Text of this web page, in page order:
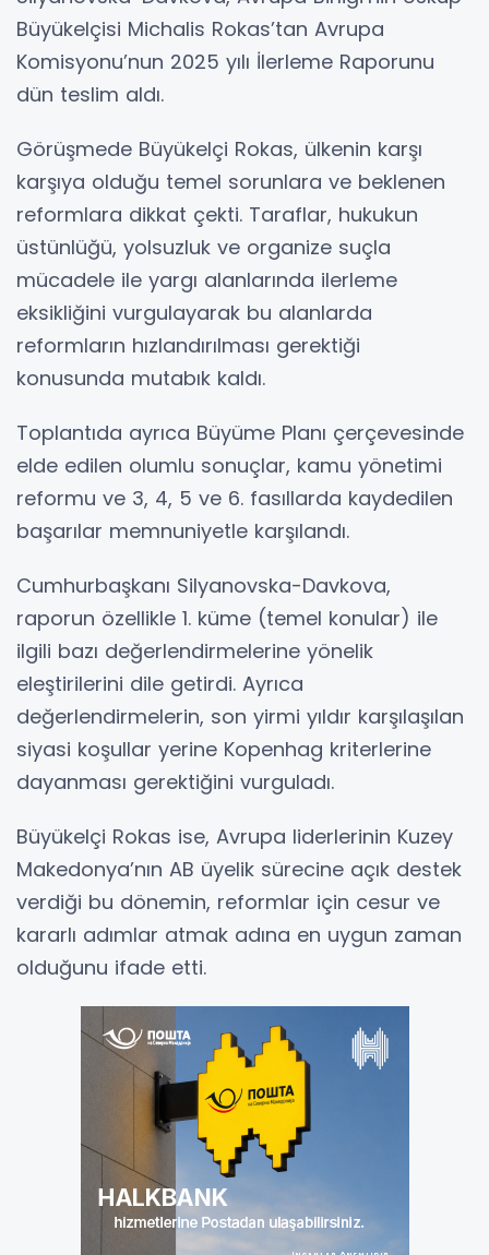
Büyükelçisi Michalis Rokas’tan Avrupa
Komisyonu’nun 2025 yılı İlerleme Raporunu
dün teslim aldı.
Görüşmede Büyükelçi Rokas, ülkenin karşı
karşıya olduğu temel sorunlara ve beklenen
reformlara dikkat çekti. Taraflar, hukukun
üstünlüğü, yolsuzluk ve organize suçla
mücadele ile yargı alanlarında ilerleme
eksikliğini vurgulayarak bu alanlarda
reformların hızlandırılması gerektiği
konusunda mutabık kaldı.
Toplantıda ayrıca Büyüme Planı çerçevesinde
elde edilen olumlu sonuçlar, kamu yönetimi
reformu ve 3, 4, 5 ve 6. fasıllarda kaydedilen
başarılar memnuniyetle karşılandı.
Cumhurbaşkanı Silyanovska-Davkova,
raporun özellikle 1. küme (temel konular) ile
ilgili bazı değerlendirmelerine yönelik
eleştirilerini dile getirdi. Ayrıca
değerlendirmelerin, son yirmi yıldır karşılaşılan
siyasi koşullar yerine Kopenhag kriterlerine
dayanması gerektiğini vurguladı.
Büyükelçi Rokas ise, Avrupa liderlerinin Kuzey
Makedonya’nın AB üyelik sürecine açık destek
verdiği bu dönemin, reformlar için cesur ve
kararlı adımlar atmak adına en uygun zaman
olduğunu ifade etti.